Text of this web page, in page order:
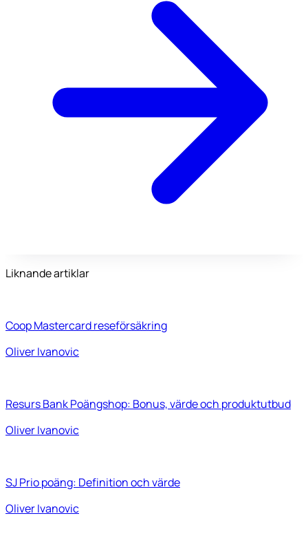
Liknande artiklar
Coop Mastercard reseförsäkring
Oliver Ivanovic
Resurs Bank Poängshop: Bonus, värde och produktutbud
Oliver Ivanovic
SJ Prio poäng: Definition och värde
Oliver Ivanovic